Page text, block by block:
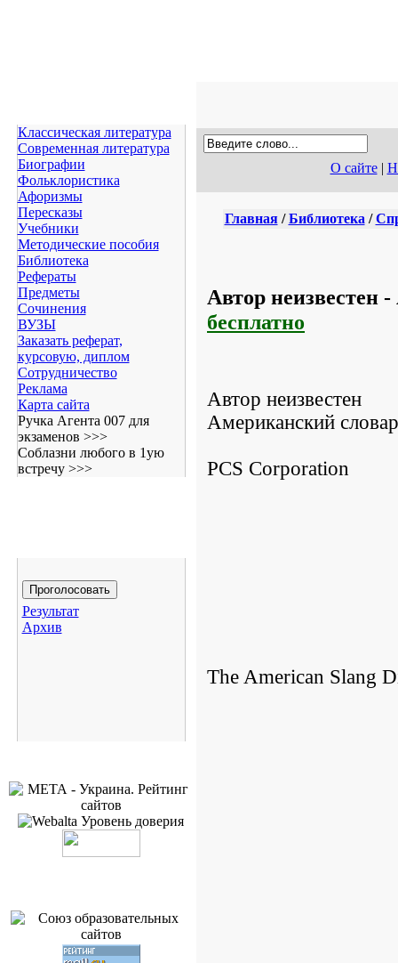
Классическая литература
Современная литература
Биографии
Фольклористика
Афоризмы
Пересказы
Учебники
Методические пособия
Библиотека
Рефераты
Предметы
Сочинения
ВУЗЫ
Заказать реферат,
курсовую, диплом
Сотрудничество
Реклама
Карта сайта
Ручка Агента 007 для
экзаменов >>>
Соблазни любого в 1ую
встречу >>>
Результат
Архив
О сайте|
Главная/Библиотека /
Автор неизвестен
бесплатно
Автор неизвестен
Американский
PCS Corporation
The American Slang